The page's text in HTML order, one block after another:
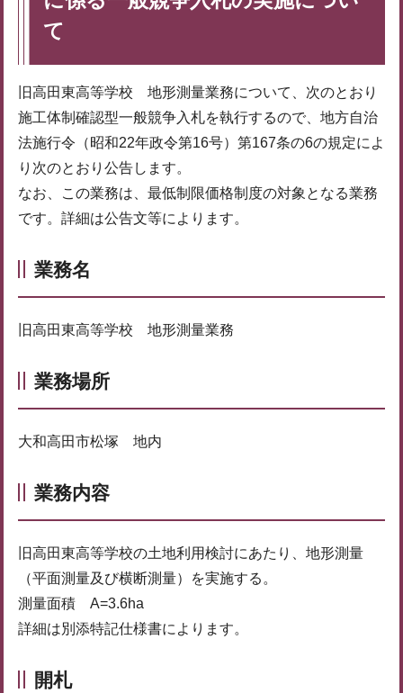
て
旧高田東高等学校 地形測量業務について、次のとおり
施工体制確認型一般競争入札を執行するので、地方自治
法施行令（昭和22年政令第16号）第167条の6の規定によ
り次のとおり公告します。
なお、この業務は、最低制限価格制度の対象となる業務
です。詳細は公告文等によります。
業務名
旧高田東高等学校 地形測量業務
業務場所
大和高田市松塚 地内
業務内容
旧高田東高等学校の土地利用検討にあたり、地形測量
（平面測量及び横断測量）を実施する。
測量面積 A=3.6ha
詳細は別添特記仕様書によります。
開札